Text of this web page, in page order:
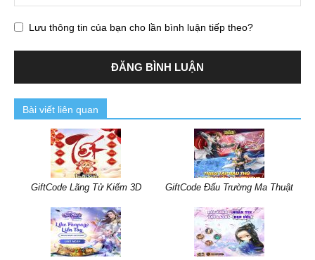
Lưu thông tin của bạn cho lần bình luận tiếp theo?
Bài viết liên quan
GiftCode Lãng Tử Kiếm 3D GiftCode Đấu Trường Ma Thuật